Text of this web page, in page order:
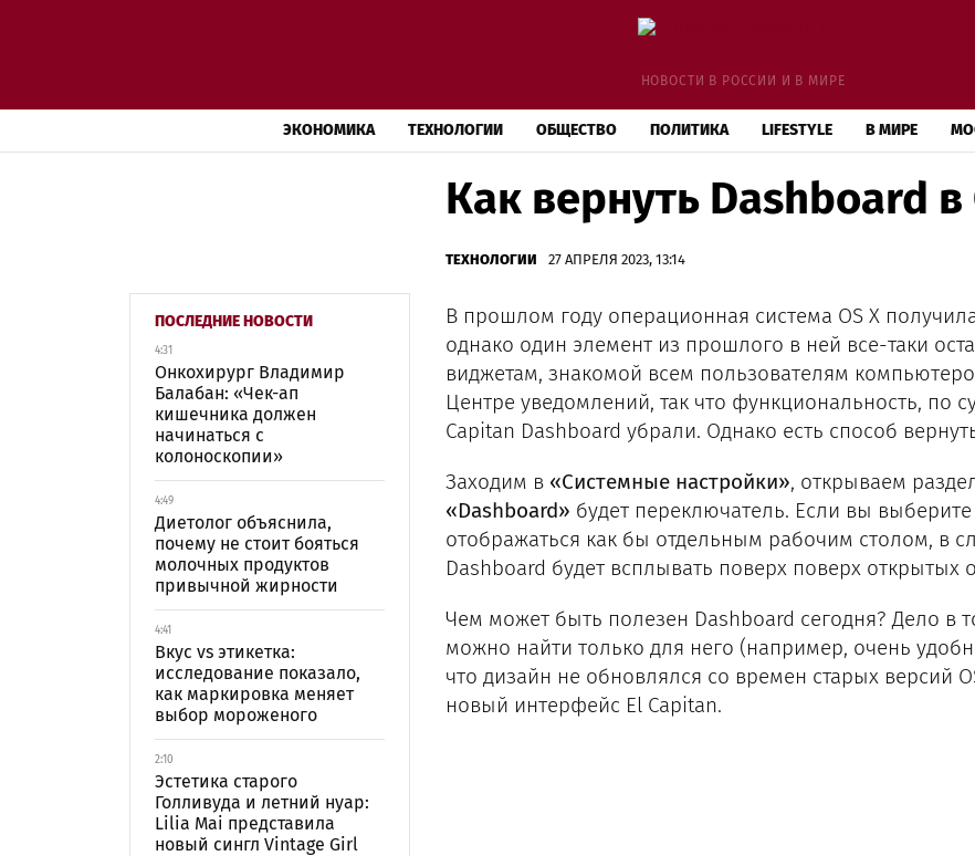
НОВОСТИ В РОССИИ И В МИРЕ
ЭКОНОМИКА ТЕХНОЛОГИИ ОБЩЕСТВО ПОЛИТИКА LIFESTYLE В МИРЕ
Как вернуть Dashboard в
ТЕХНОЛОГИИ 27 АПРЕЛЯ 2023, 13:14
ПОСЛЕДНИЕ НОВОСТИ
4:31
Онкохирург Владимир
Балабан: «Чек-ап
кишечника должен
начинаться с
колоноскопии»
4:49
Диетолог объяснила,
почему не стоит бояться
молочных продуктов
привычной жирности
4:41
Вкус vs этикетка:
исследование показало,
как маркировка меняет
выбор мороженого
2:10
Эстетика старого
Голливуда и летний нуар:
Lilia Mai представила
новый сингл Vintage Girl
В прошлом году операционная система OS X
однако один элемент из прошлого в ней все-таки
виджетам, знакомой всем пользователям
Центре уведомлений, так что функциональность, по
Capitan Dashboard убрали. Однако есть способ
Заходим в «Системные настройки», открываем
«Dashboard» будет переключатель. Если вы выберите
отображаться как бы отдельным рабочим столом, в
Dashboard будет всплывать поверх поверх открытых
Чем может быть полезен Dashboard сегодня? Дело в
можно найти только для него (например, очень
что дизайн не обновлялся со времен старых версий
новый интерфейс El Capitan.